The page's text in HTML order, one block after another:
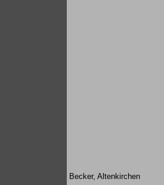
Becker, Altenkirchen